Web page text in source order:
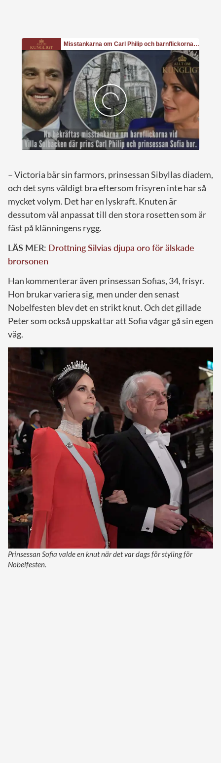
– Victoria bär sin farmors, prinsessan Sibyllas diadem,
och det syns väldigt bra eftersom frisyren inte har så
mycket volym. Det har en lyskraft. Knuten är
dessutom väl anpassat till den stora rosetten som är
fäst på klänningens rygg.
LÄS MER: Drottning Silvias djupa oro för älskade
brorsonen
Han kommenterar även prinsessan Sofias, 34, frisyr.
Hon brukar variera sig, men under den senast
Nobelfesten blev det en strikt knut. Och det gillade
Peter som också uppskattar att Sofia vågar gå sin egen
väg.
Prinsessan Sofia valde en knut när det var dags för styling för
Nobelfesten.